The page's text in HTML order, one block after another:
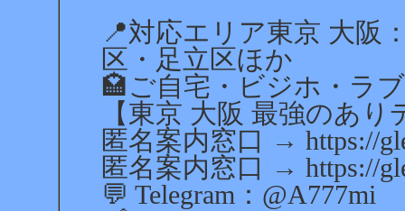
📍対応エリア東京 大阪
区・足立区ほか
🏩ご自宅・ビジホ・ラ
【東京 大阪 最強のあ
匿名案内窓口 → https://
匿名案内窓口 → https://
💬 Telegram：@A777mi